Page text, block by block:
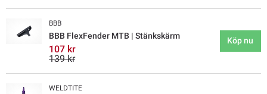
BBB
BBB FlexFender MTB | Stänkskärm
107 kr
139 kr
Köp nu
WELDTITE